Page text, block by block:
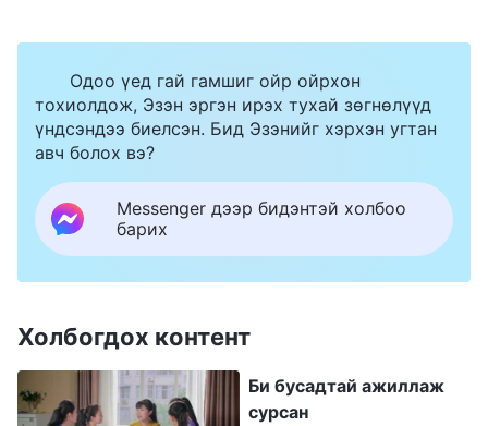
хэтийн төлөв, хувь заяаг бодолцон үзэж,
‘үйлчлэл үзүүлэгч’ гэх тодорхойлолтоор
байнга хязгаарлагддаг. Үүний үр дүнд тэд
үүргээ сайн гүйцэтгэж чаддаггүй, үнэнийг
хэрэгжүүлэх хүч чадалгүй байдаг. Үргэлж
сөрөг байдалд амьдарч, Бурханы ард уу
эсвэл үйлчлэл үзүүлэгч үү гэдгээ нягтлахын
тулд Бурханы үгийн цаад утгыг хайдаг.
Хэрвээ тэд Бурханы ард бол үүргээ сайн
гүйцэтгэж чадна. Үйлчлэл үзүүлэгч байвал
хайхрамжгүй, хааш яаш болж, олон сөрөг
Одоо үед гай гамшиг ойр ойрхон
тохиолдож, Эзэн эргэн ирэх тухай зөгнөлүүд
үндсэндээ биелсэн. Бид Эзэнийг хэрхэн угтан
авч болох вэ?
Messenger дээр бидэнтэй холбоо
барих
Холбогдох контент
Би бусадтай ажиллаж
сурсан